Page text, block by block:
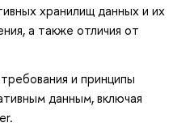
хранилищ данных и их
а также отличия от
и принципы
данным, включая